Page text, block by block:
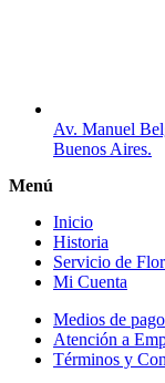
Av. Manuel
Buenos Aires.
Menú
Inicio
Historia
Servicio de
Mi Cuenta
Medios de pago
Atención a
Términos y